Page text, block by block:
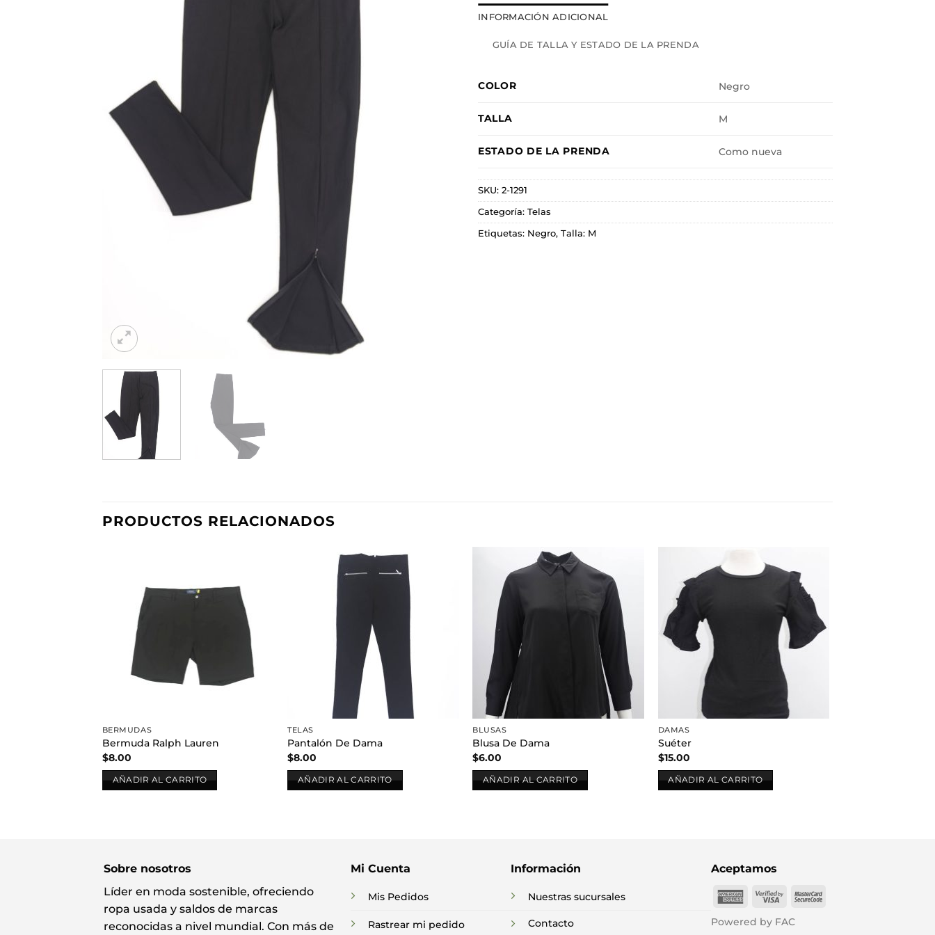
INFORMACIÓN ADICIONAL
GUÍA DE TALLA Y ESTADO DE LA PRENDA
COLOR Negro
TALLA M
ESTADO DE LA PRENDA Como nueva
SKU: 2-1291
Categoría: Telas
Etiquetas: Negro, Talla: M
PRODUCTOS RELACIONADOS
Añadir
a la
lista de
deseos
BERMUDAS
Bermuda Ralph Lauren
$8.00
AÑADIR AL CARRITO
TELAS
Pantalón De Dama
$8.00
AÑADIR AL CARRITO
Añadir
a la
lista de
deseos
BLUSAS
Blusa De Dama
$6.00
AÑADIR AL CARRITO
Añadir
a la
lista de
deseos
DAMAS
Suéter
$15.00
AÑADIR AL CARRITO
Sobre nosotros
Líder en moda sostenible, ofreciendo
ropa usada y saldos de marcas
reconocidas a nivel mundial. Con más de
Mi Cuenta
Mis Pedidos
Rastrear mi pedido
Información
Nuestras sucursales
Contacto
Aceptamos
American
Visa
MasterCard
Powered by FAC